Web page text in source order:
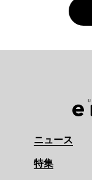
ニュース
特集